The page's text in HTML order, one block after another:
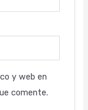
y web en
comente.